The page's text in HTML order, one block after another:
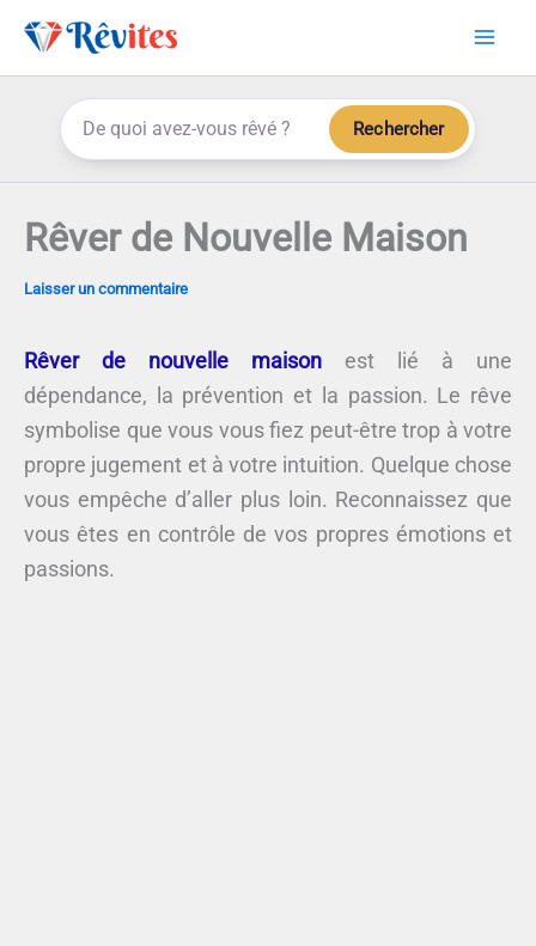
Aller
Rechercher
Rêver de Nouvelle Maison
Laisser un commentaire
Rêver de nouvelle maison est lié à une
dépendance, la prévention et la passion. Le rêve
symbolise que vous vous fiez peut-être trop à votre
propre jugement et à votre intuition. Quelque chose
vous empêche d’aller plus loin. Reconnaissez que
vous êtes en contrôle de vos propres émotions et
passions.